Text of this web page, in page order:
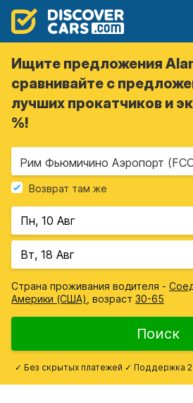
Ищите предложения
сравнивайте с
лучших прокатчиков и
%!
Рим Фьюмичино Аэропорт
Возврат там же
Страна проживания водителя -
Америки (США) , возраст 30-65
Поиск
✓ Без скрытых платежей ✓ Поддержка